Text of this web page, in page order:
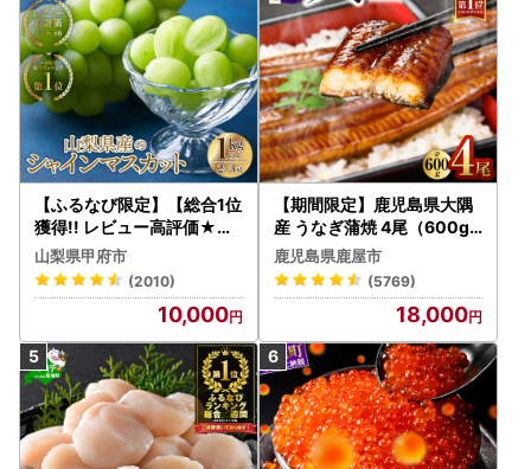
【ふるなび限定】【総合1位
獲得!! レビュー高評価★】
〈2026年度配送分〉山梨
県産 シャインマスカット 2
～3房（1.0kg以上）シャイ
ン フルーツ FN-Limited-S
P
山梨県甲府市
(2010)
10,000
【期間限定】鹿児島県大隅
産 うなぎ蒲焼 4尾（600g
） KN007-004-04-cp18
うなぎ 鰻 魚 惣菜 総菜
鹿児島県鹿屋市
(5769)
18,000